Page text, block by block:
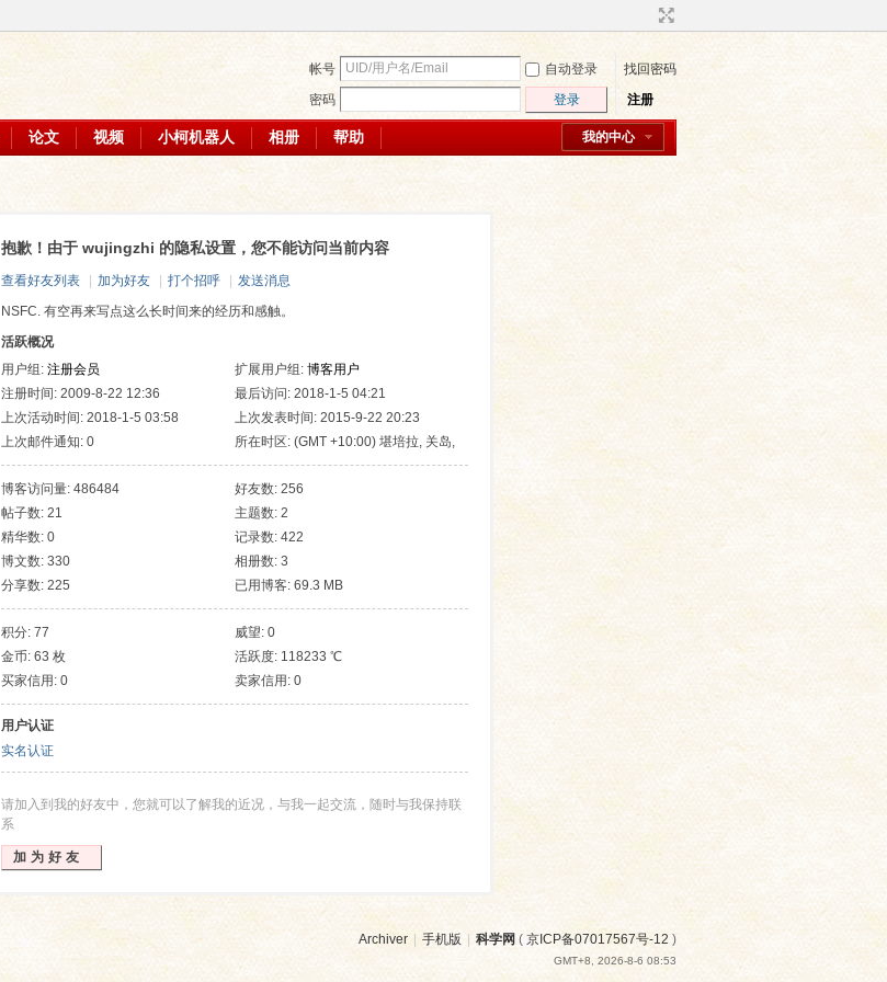
帐号 自动登录
找回密码
密码
登录 注册
我的中心
论文 视频 小柯机器人 相册 帮助
抱歉！由于 wujingzhi 的隐私设置，您不能访问当前内容
查看好友列表 加为好友 打个招呼
发送消息
NSFC. 有空再来写点这么长时间来的经历和感触。
活跃概况
用户组: 注册会员 扩展用户组: 博客用户
注册时间: 2009-8-22 12:36
最后访问: 2018-1-5 04:21
上次活动时间: 2018-1-5 03:58
上次发表时间: 2015-9-22 20:23
上次邮件通知: 0
所在时区: (GMT +10:00) 堪培拉, 关岛,
墨尔本, 悉尼, 海参崴
博客访问量: 486484
好友数: 256
帖子数: 21
主题数: 2
精华数: 0
记录数: 422
博文数: 330
相册数: 3
分享数: 225
已用博客: 69.3 MB
积分: 77
威望: 0
金币: 63 枚
活跃度: 118233 ℃
买家信用: 0
卖家信用: 0
用户认证
实名认证
请加入到我的好友中，您就可以了解我的近况，与我一起交流，随时与我保持联
系
加为好友
Archiver 手机版 科学网 ( 京ICP备07017567号-12 )
GMT+8, 2026-8-6 08:53